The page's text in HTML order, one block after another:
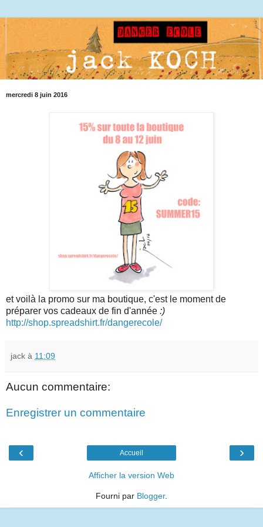
mercredi 8 juin 2016
et voilà la promo sur ma boutique, c'est le moment de
préparer vos cadeaux de fin d'année :)
http://shop.spreadshirt.fr/dangerecole/
jack à 11:09
Aucun commentaire:
Enregistrer un commentaire
‹ ›
Accueil
Afficher la version Web
Fourni par Blogger.